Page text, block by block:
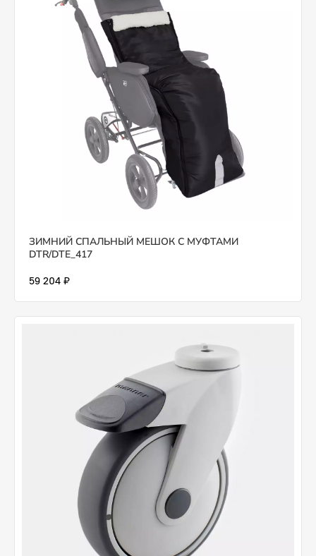
ЗИМНИЙ СПАЛЬНЫЙ МЕШОК С МУФТАМИ
DTR/DTE_417
59 204 ₽